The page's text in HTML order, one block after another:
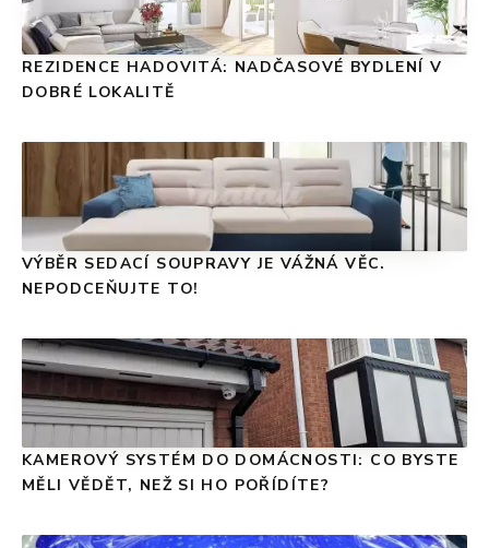
REZIDENCE HADOVITÁ: NADČASOVÉ BYDLENÍ V
DOBRÉ LOKALITĚ
VÝBĚR SEDACÍ SOUPRAVY JE VÁŽNÁ VĚC.
NEPODCEŇUJTE TO!
KAMEROVÝ SYSTÉM DO DOMÁCNOSTI: CO BYSTE
MĚLI VĚDĚT, NEŽ SI HO POŘÍDÍTE?